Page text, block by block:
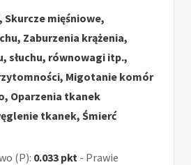
Skurcze mięśniowe,
Zaburzenia krążenia,
słuchu, równowagi itp.,
Migotanie komór
Oparzenia tkanek
tkanek, Śmierć
(P): 0.033 pkt - Prawie